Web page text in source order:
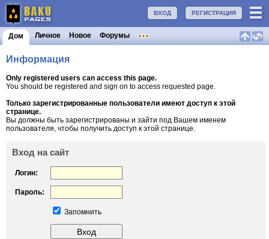
РЕГИСТРАЦИЯ
ВХОД
Дом Личное Новое Форумы
Информация
Only registered users can access this page.
You should be registered and sign on to access requested page.
Только зарегистрированные пользователи имеют доступ к этой
странице.
Вы должны быть зарегистрированы и зайти под Вашем именем
пользователя, чтобы получить доступ к этой странице.
Вход на сайт
Логин:
Пароль:
Запомнить